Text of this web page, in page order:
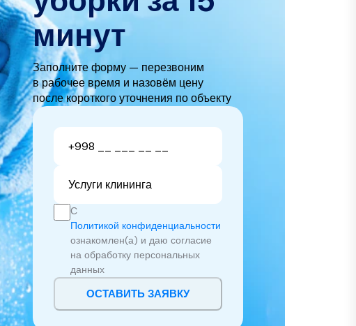
и сколько времени занимает мойка?
Узнайте
стоимость
уборки за 15
минут
Заполните форму — перезвоним